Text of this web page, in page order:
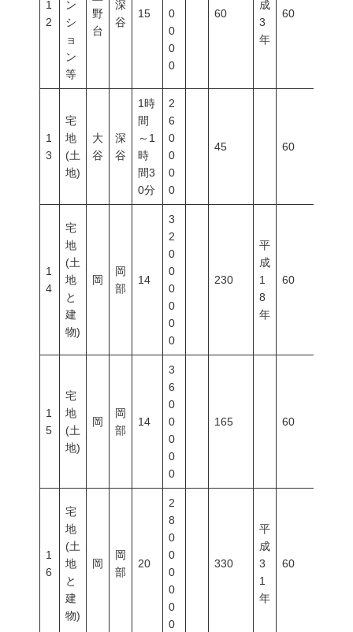
1
2
ン
シ
ョ
ン
等
野
台
深
谷
15
0
0
0
0
60
成
3
年
60
1
3
宅
地
(土
地)
大
谷
深
谷
1時
間
～1
時
間3
0分
2
6
0
0
0
0
45 60
1
4
宅
地
(土
地
と
建
物)
岡
岡
部
14
3
2
0
0
0
0
0
0
230
平
成
1
8
年
60
1
5
宅
地
(土
地)
岡
岡
部
14
3
6
0
0
0
0
0
165 60
1
6
宅
地
(土
地
と
建
物)
岡
岡
部
20
2
8
0
0
0
0
0
0
330
平
成
3
1
年
60